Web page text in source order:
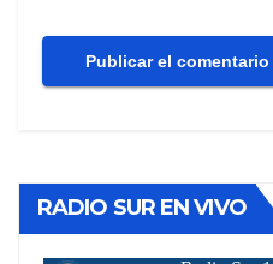
RADIO SUR EN VIVO